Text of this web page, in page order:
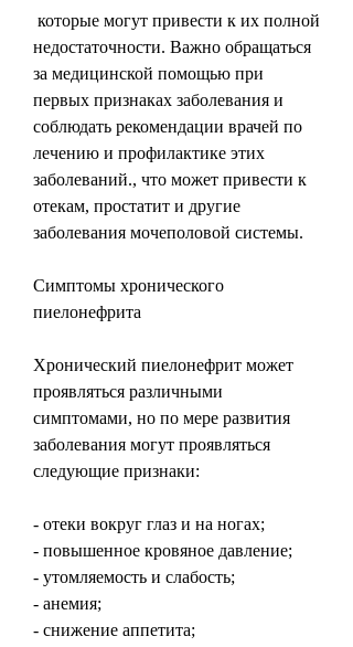
недостаточности. Важно обращаться
за медицинской помощью при
первых признаках заболевания и
соблюдать рекомендации врачей по
лечению и профилактике этих
заболеваний., что может привести к
отекам, простатит и другие
заболевания мочеполовой системы.
Симптомы хронического
пиелонефрита
Хронический пиелонефрит может
проявляться различными
симптомами, но по мере развития
заболевания могут проявляться
следующие признаки:
- отеки вокруг глаз и на ногах;
- повышенное кровяное давление;
- утомляемость и слабость;
- анемия;
- снижение аппетита;